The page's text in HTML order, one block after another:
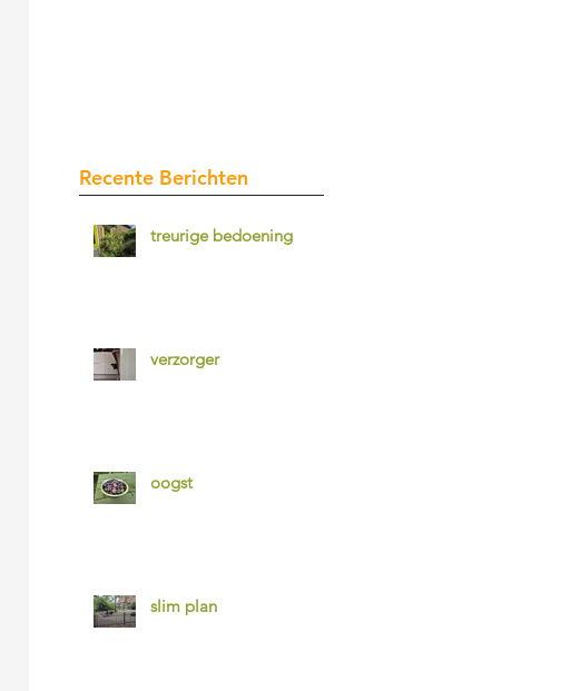
Recente Berichten
treurige bedoening
verzorger
oogst
slim plan